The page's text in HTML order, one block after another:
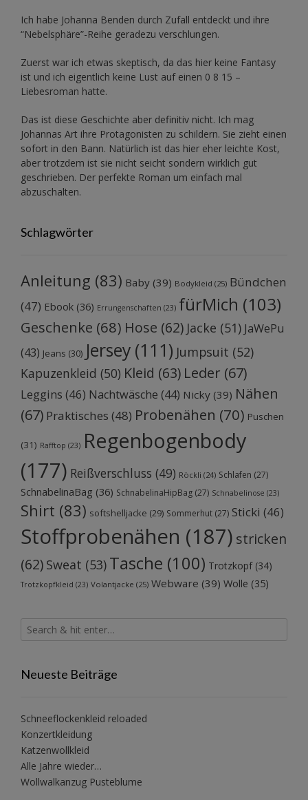
Ich habe Johanna Benden durch Zufall entdeckt und ihre
“Nebelsphäre”-Reihe geradezu verschlungen.
Zuerst war ich etwas skeptisch, da das hier keine Fantasy
ist und ich eigentlich keine Lust auf einen 0 8 15 –
Liebesroman hatte.
Das ist diese Geschichte aber definitiv nicht. Ich mag
Johannas Art ihre Protagonisten zu schildern. Sie zieht einen
sofort in den Bann. Natürlich ist das hier eher leichte Kost,
aber trotzdem ist sie nicht seicht sondern wirklich gut
geschrieben. Der perfekte Roman um einfach mal
abzuschalten.
Schlagwörter
Anleitung (83) Baby (39) Bodykleid (25) Bündchen
(47) Ebook (36) Errungenschaften (23) fürMich (103)
Geschenke (68) Hose (62) Jacke (51) JaWePu
(43) Jeans (30) Jersey (111) Jumpsuit (52)
Kapuzenkleid (50) Kleid (63) Leder (67)
Leggins (46) Nachtwäsche (44) Nicky (39) Nähen
(67) Praktisches (48) Probenähen (70) Puschen
(31) Rafftop (23) Regenbogenbody
(177) Reißverschluss (49) Röckli (24) Schlafen (27)
SchnabelinaBag (36) SchnabelinaHipBag (27) Schnabelinose (23)
Shirt (83) softshelljacke (29) Sommerhut (27) Sticki (46)
Stoffprobenähen (187) stricken
(62) Sweat (53) Tasche (100) Trotzkopf(34)
Trotzkopfkleid (23) Volantjacke (25) Webware (39) Wolle (35)
Neueste Beiträge
Schneeflockenkleid reloaded
Konzertkleidung
Katzenwollkleid
Alle Jahre wieder…
Wollwalkanzug Pusteblume